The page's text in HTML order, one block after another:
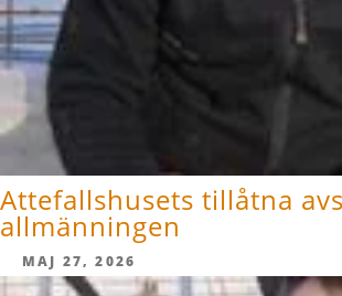
Attefallshusets tillåtna
allmänningen
MAJ 27, 2026